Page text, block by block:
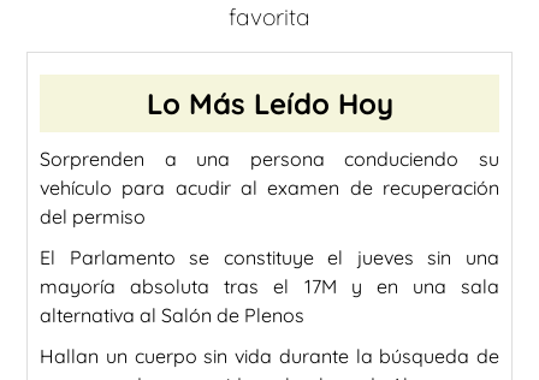
favorita
Lo Más Leído Hoy
Sorprenden a una persona conduciendo su
vehículo para acudir al examen de recuperación
del permiso
El Parlamento se constituye el jueves sin una
mayoría absoluta tras el 17M y en una sala
alternativa al Salón de Plenos
Hallan un cuerpo sin vida durante la búsqueda de